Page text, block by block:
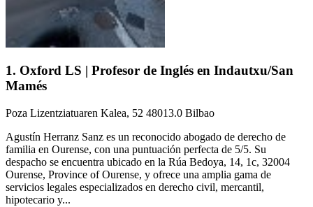
1. Oxford LS | Profesor de Inglés en Indautxu/San
Mamés
Poza Lizentziatuaren Kalea, 52 48013.0 Bilbao
Agustín Herranz Sanz es un reconocido abogado de derecho de
familia en Ourense, con una puntuación perfecta de 5/5. Su
despacho se encuentra ubicado en la Rúa Bedoya, 14, 1c, 32004
Ourense, Province of Ourense, y ofrece una amplia gama de
servicios legales especializados en derecho civil, mercantil,
hipotecario y...